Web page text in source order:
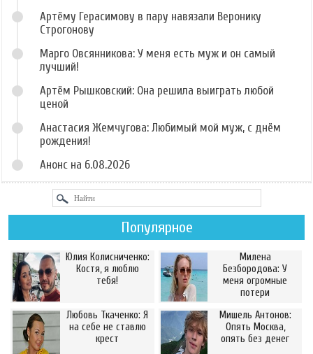
Артёму Герасимову в пару навязали Веронику
Строгонову
Марго Овсянникова: У меня есть муж и он самый
лучший!
Артём Рышковский: Она решила выиграть любой
ценой
Анастасия Жемчугова: Любимый мой муж, с днём
рождения!
Анонс на 6.08.2026
Популярное
Юлия Колисниченко:
Костя, я люблю
тебя!
Милена
Безбородова: У
меня огромные
потери
Любовь Ткаченко: Я
на себе не ставлю
крест
Мишель Антонов:
Опять Москва,
опять без денег